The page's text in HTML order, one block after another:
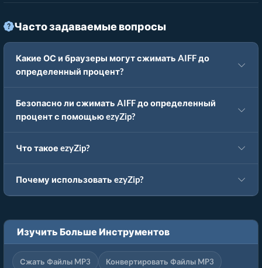
Часто задаваемые вопросы
Какие ОС и браузеры могут сжимать AIFF до
определенный процент?
Безопасно ли сжимать AIFF до определенный
процент с помощью ezyZip?
Что такое ezyZip?
Почему использовать ezyZip?
Изучить Больше Инструментов
Сжать Файлы MP3 Конвертировать Файлы MP3